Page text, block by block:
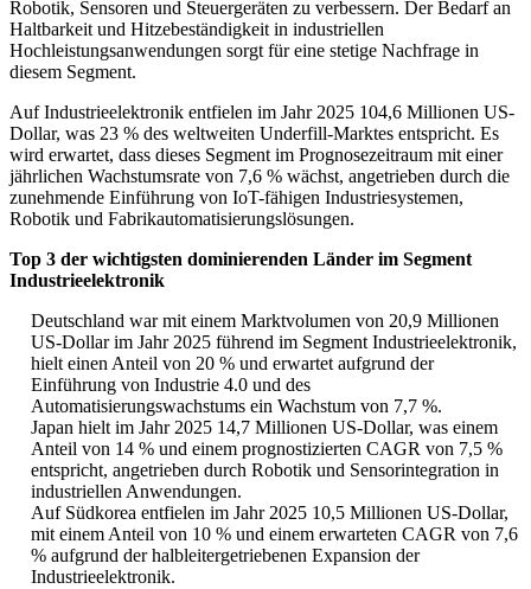
Robotik, Sensoren und Steuergeräten zu verbessern. Der Bedarf an
Haltbarkeit und Hitzebeständigkeit in industriellen
Hochleistungsanwendungen sorgt für eine stetige Nachfrage in
diesem Segment.
Auf Industrieelektronik entfielen im Jahr 2025 104,6 Millionen US-
Dollar, was 23 % des weltweiten Underfill-Marktes entspricht. Es
wird erwartet, dass dieses Segment im Prognosezeitraum mit einer
jährlichen Wachstumsrate von 7,6 % wächst, angetrieben durch die
zunehmende Einführung von IoT-fähigen Industriesystemen,
Robotik und Fabrikautomatisierungslösungen.
Top 3 der wichtigsten dominierenden Länder im Segment
Industrieelektronik
Deutschland war mit einem Marktvolumen von 20,9 Millionen
US-Dollar im Jahr 2025 führend im Segment Industrieelektronik,
hielt einen Anteil von 20 % und erwartet aufgrund der
Einführung von Industrie 4.0 und des
Automatisierungswachstums ein Wachstum von 7,7 %.
Japan hielt im Jahr 2025 14,7 Millionen US-Dollar, was einem
Anteil von 14 % und einem prognostizierten CAGR von 7,5 %
entspricht, angetrieben durch Robotik und Sensorintegration in
industriellen Anwendungen.
Auf Südkorea entfielen im Jahr 2025 10,5 Millionen US-Dollar,
mit einem Anteil von 10 % und einem erwarteten CAGR von 7,6
% aufgrund der halbleitergetriebenen Expansion der
Industrieelektronik.